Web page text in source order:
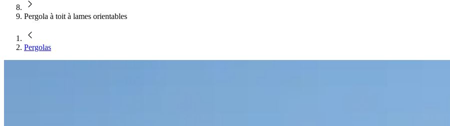
Pergola à toit à lames orientables
Pergolas